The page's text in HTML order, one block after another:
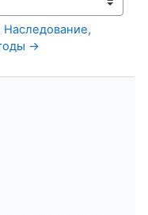
Наследование,
→